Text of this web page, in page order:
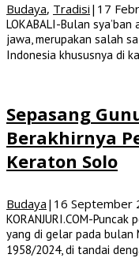
Budaya, Tradisi | 17
LOKABALI-Bulan
jawa, merupakan salah
Indonesia khususnya di
Sepasang
Berakhirnya
Keraton Solo
Budaya | 16 September
KORANJURI.COM-
yang di gelar pada bulan
1958/2024, di tandai